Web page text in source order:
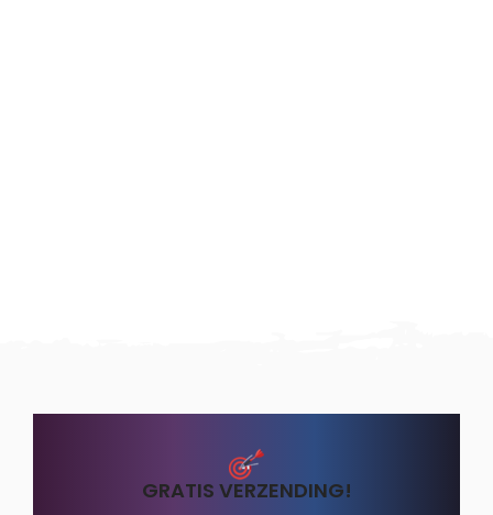
GRATIS VERZENDING!